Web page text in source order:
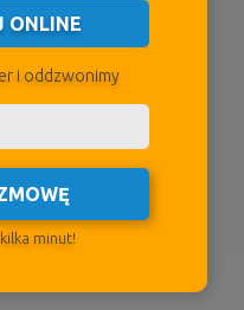
ONLINE
i oddzwonimy
minut!